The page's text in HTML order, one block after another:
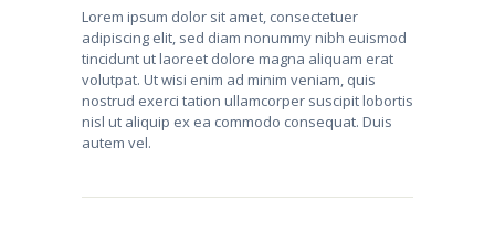
Lorem ipsum dolor sit amet, consectetuer
adipiscing elit, sed diam nonummy nibh euismod
tincidunt ut laoreet dolore magna aliquam erat
volutpat. Ut wisi enim ad minim veniam, quis
nostrud exerci tation ullamcorper suscipit lobortis
nisl ut aliquip ex ea commodo consequat. Duis
autem vel.